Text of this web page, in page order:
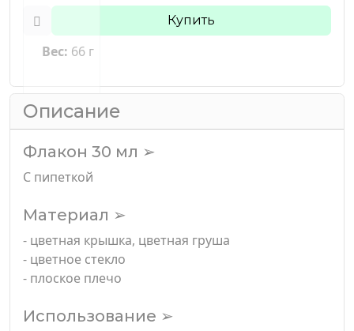
Купить
Вес: 66 г
Описание
Флакон 30 мл ➢
С пипеткой
Материал ➢
- цветная крышка, цветная груша
- цветное стекло
- плоское плечо
Использование ➢